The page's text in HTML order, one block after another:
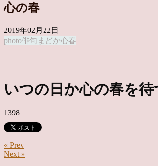
心の春
2019年02月22日
photo俳句 まどか心春
いつの日か心の春を待
1398
« Prev
Next »